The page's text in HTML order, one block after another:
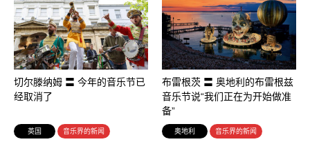
切尔滕纳姆 〓 今年的音乐节已
经取消了
英国 音乐界的新闻
布雷根茨 〓 奥地利的布雷根兹
音乐节说“我们正在为开始做准
备”
奥地利 音乐界的新闻